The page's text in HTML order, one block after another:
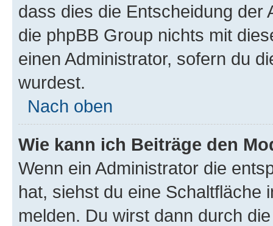
dass dies die Entscheidung der
die phpBB Group nichts mit
einen Administrator, sofern du
wurdest.
Nach oben
Wie kann ich Beiträge den
Wenn ein Administrator die
hat, siehst du eine Schaltfläche
melden. Du wirst dann durch